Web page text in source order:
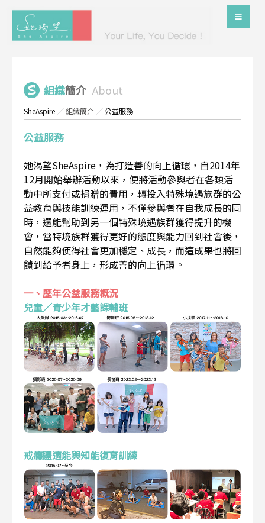
組織簡介 About
SheAspire ／組織簡介 ／公益服務
公益服務
她渴望SheAspire，為打造善的向上循環，自2014年
12月開始舉辦活動以來，便將活動參與者在各類活
動中所支付或捐贈的費用，轉投入特殊境遇族群的公
益教育與技能訓練運用，不僅參與者在自我成長的同
時，還能幫助到另一個特殊境遇族群獲得提升的機
會，當特境族群獲得更好的態度與能力回到社會後，
自然能夠使得社會更加穩定、成長，而這成果也將回
饋到給予者身上，形成善的向上循環。
一、歷年公益服務概況
兒童／青少年才藝課輔班
戒癮體適能與知能復育訓練